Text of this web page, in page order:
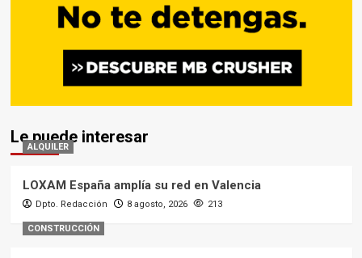
Le puede interesar
ALQUILER
LOXAM España amplía su red en Valencia
Dpto. Redacción 8 agosto, 2026 213
CONSTRUCCIÓN